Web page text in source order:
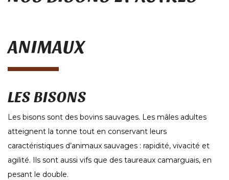
ANIMAUX
LES BISONS
Les bisons sont des bovins sauvages. Les mâles adultes
atteignent la tonne tout en conservant leurs
caractéristiques d’animaux sauvages : rapidité, vivacité et
agilité. Ils sont aussi vifs que des taureaux camarguais, en
pesant le double.